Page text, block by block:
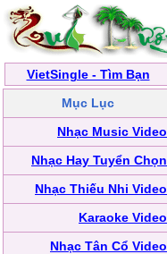
VietSingle - Tìm Bạn
Mục Lục
Nhạc Music Video
Nhạc Hay Tuyển Chọn
Nhạc Thiếu Nhi Video
Karaoke Video
Nhạc Tân Cổ Video